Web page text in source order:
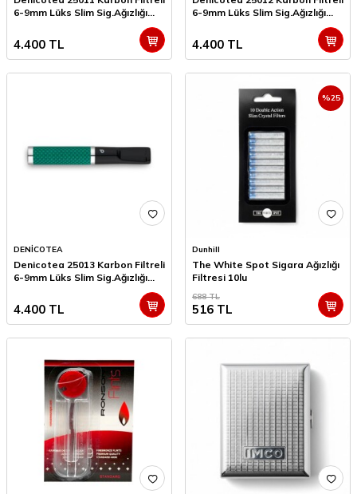
6-9mm Lüks Slim Sig.Ağızlığı
4.400 TL
6-9mm Lüks Slim Sig.Ağızlığı
4.400 TL
DENİCOTEA
Denicotea 25013 Karbon Filtreli
6-9mm Lüks Slim Sig.Ağızlığı
4.400 TL
%25
Dunhill
The White Spot Sigara Ağızlığı
Filtresi 10lu
688TL
516 TL